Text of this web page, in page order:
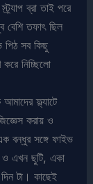
ব্রা তাই পরে
বেশি তফাৎ ছিল
পিঠ সব কিছু
নিচ্ছিলো
ফ্ল্যাটে
করায় ও
বন্ধুর সঙ্গে ফাইভ
ও এখন ছুটি, একা
টা। কাছেই